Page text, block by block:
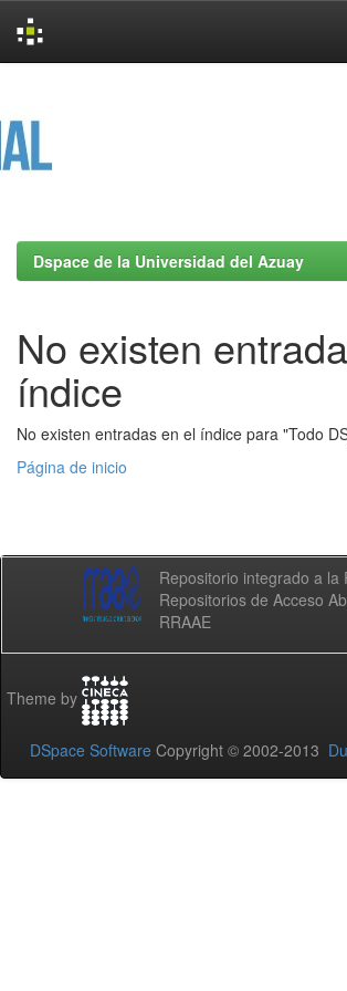
Dspace de la Universidad del Azuay
No existen
índice
No existen entradas en el índice para "Todo
Página de inicio
Repositorio integrado a la
Repositorios de Acceso
RRAAE
Theme by
DSpace Software Copyright © 2002-2013